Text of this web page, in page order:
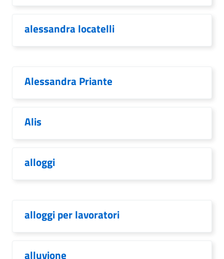
alessandra locatelli
Alessandra Priante
Alis
alloggi
alloggi per lavoratori
alluvione